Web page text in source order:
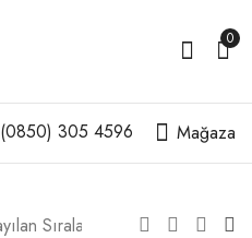
0
(0850) 305 4596 Mağaza